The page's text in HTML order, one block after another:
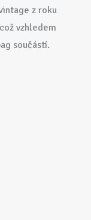
z roku
vzhledem
součástí.